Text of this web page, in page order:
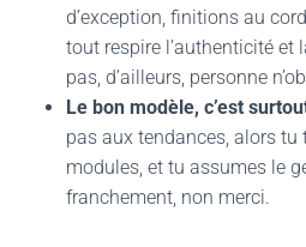
d’exception, finitions au
tout respire l’authenticité et
pas, d’ailleurs, personne
Le bon modèle, c’est
pas aux tendances, alors tu
modules, et tu assumes le
franchement, non merci.